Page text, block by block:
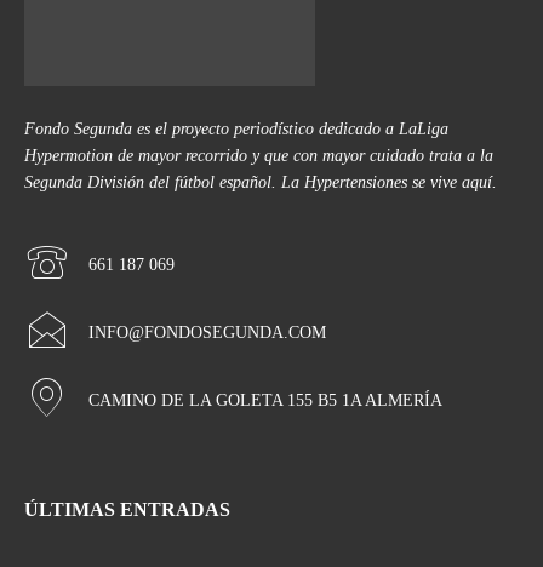
Fondo Segunda es el proyecto periodístico dedicado a LaLiga
Hypermotion de mayor recorrido y que con mayor cuidado trata a la
Segunda División del fútbol español. La Hypertensiones se vive aquí.
661 187 069
INFO@FONDOSEGUNDA.COM
CAMINO DE LA GOLETA 155 B5 1A ALMERÍA
ÚLTIMAS ENTRADAS